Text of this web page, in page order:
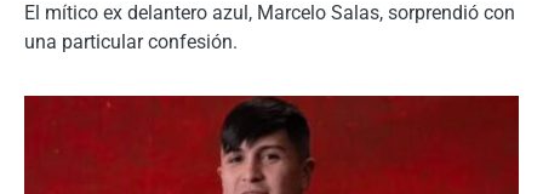
El mítico ex delantero azul, Marcelo Salas, sorprendió con
una particular confesión.